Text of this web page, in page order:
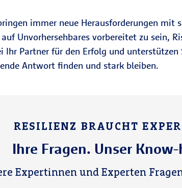
immer neue Herausforderungen mit
Unvorhersehbares vorbereitet zu sein,
Partner für den Erfolg und
Antwort finden und stark bleiben.
RESILIENZ BRAUCHT
Ihre Fragen. Unser
Expertinnen und Experten